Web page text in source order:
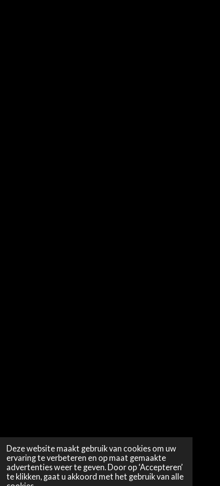
Deze website maakt gebruik van cookies om uw
ervaring te verbeteren en op maat gemaakte
advertenties weer te geven. Door op ‘Accepteren’
te klikken, gaat u akkoord met het gebruik van alle